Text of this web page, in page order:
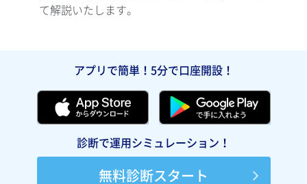
て解説いたします。
アプリで簡単！5分で口座開設！
診断で運用シミュレーション！
無料診断スタート